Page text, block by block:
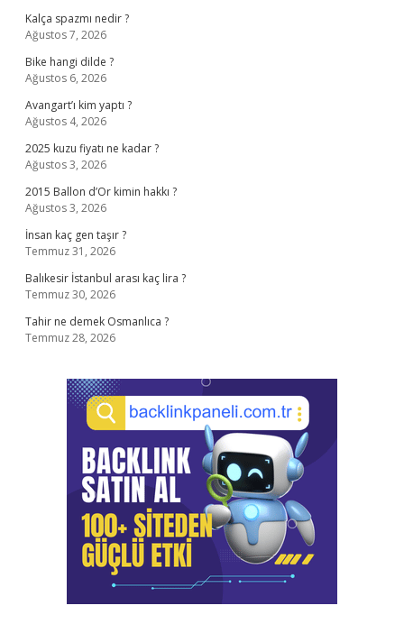
Kalça spazmı nedir ?
Ağustos 7, 2026
Bike hangi dilde ?
Ağustos 6, 2026
Avangart’ı kim yaptı ?
Ağustos 4, 2026
2025 kuzu fiyatı ne kadar ?
Ağustos 3, 2026
2015 Ballon d’Or kimin hakkı ?
Ağustos 3, 2026
İnsan kaç gen taşır ?
Temmuz 31, 2026
Balıkesir İstanbul arası kaç lira ?
Temmuz 30, 2026
Tahir ne demek Osmanlıca ?
Temmuz 28, 2026